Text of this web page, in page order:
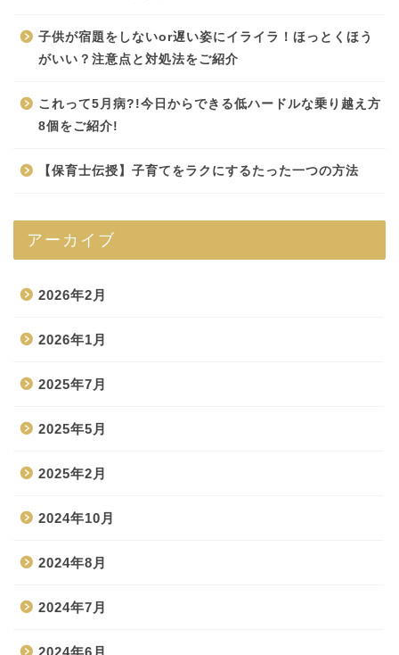
子供が宿題をしないor遅い姿にイライラ！ほっとくほう
がいい？注意点と対処法をご紹介
これって5月病?!今日からできる低ハードルな乗り越え方
8個をご紹介!
【保育士伝授】子育てをラクにするたった一つの方法
アーカイブ
2026年2月
2026年1月
2025年7月
2025年5月
2025年2月
2024年10月
2024年8月
2024年7月
2024年6月